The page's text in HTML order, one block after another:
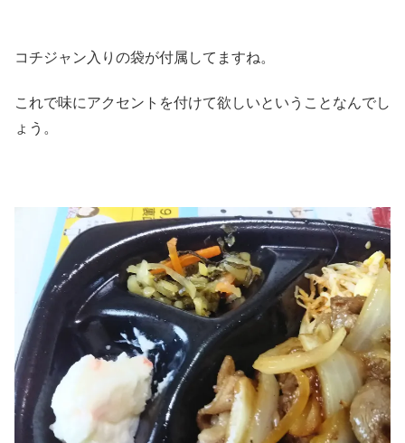
コチジャン入りの袋が付属してますね。
これで味にアクセントを付けて欲しいということなんでし
ょう。